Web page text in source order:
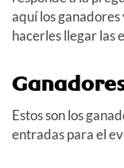
aquí los
hacerles llegar las
Estos son los
entradas para el